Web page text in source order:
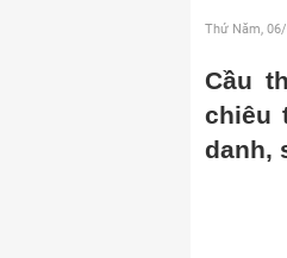
Thứ Năm,
Cầu
chiêu
danh,